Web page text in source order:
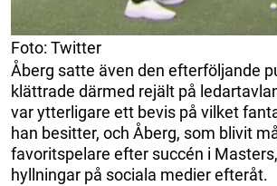
Foto: Twitter
Åberg satte även den efterföljande
klättrade därmed rejält på
var ytterligare ett bevis på vilket
han besitter, och Åberg, som blivit
favoritspelare efter succén i
hyllningar på sociala medier efteråt.